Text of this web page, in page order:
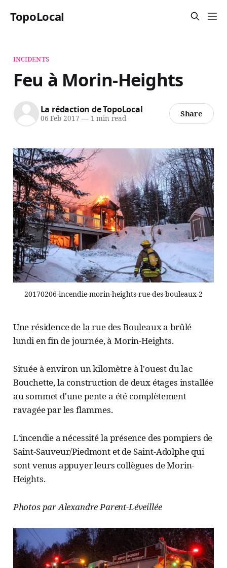
TopoLocal
INCIDENTS
Feu à Morin-Heights
La rédaction de TopoLocal
06 Feb 2017 —1 min read Share
20170206-incendie-morin-heights-rue-des-bouleaux-2
Une résidence de la rue des Bouleaux a brûlé
lundi en fin de journée, à Morin-Heights.
Située à environ un kilomètre à l'ouest du lac
Bouchette, la construction de deux étages installée
au sommet d'une pente a été complètement
ravagée par les flammes.
L'incendie a nécessité la présence des pompiers de
Saint-Sauveur/Piedmont et de Saint-Adolphe qui
sont venus appuyer leurs collègues de Morin-
Heights.
Photos par Alexandre Parent-Léveillée